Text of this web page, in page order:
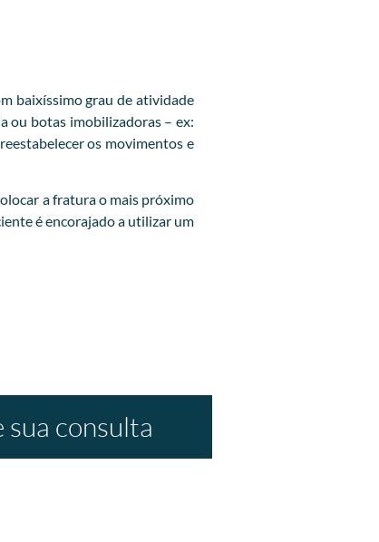
baixíssimo grau de atividade
ou botas imobilizadoras – ex:
os movimentos e
a fratura o mais próximo
é encorajado a utilizar um
sua consulta